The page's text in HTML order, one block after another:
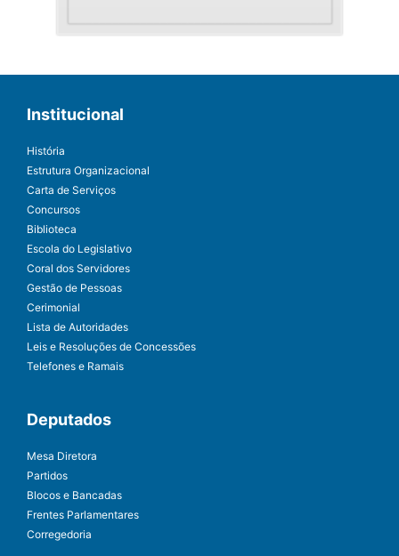
Institucional
História
Estrutura Organizacional
Carta de Serviços
Concursos
Biblioteca
Escola do Legislativo
Coral dos Servidores
Gestão de Pessoas
Cerimonial
Lista de Autoridades
Leis e Resoluções de Concessões
Telefones e Ramais
Deputados
Mesa Diretora
Partidos
Blocos e Bancadas
Frentes Parlamentares
Corregedoria